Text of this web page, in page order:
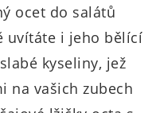
ocet do salátů
uvítáte i jeho bělící
kyseliny, jež
na vašich zubech